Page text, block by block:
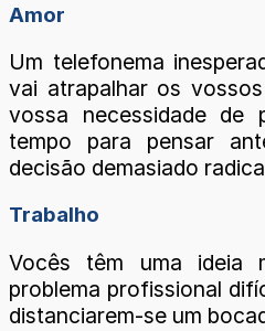
Amor
Um telefonema
vai atrapalhar os
vossa necessidade de
tempo para pensar
decisão demasiado
Trabalho
Vocês têm uma ideia
problema profissional
distanciarem-se um